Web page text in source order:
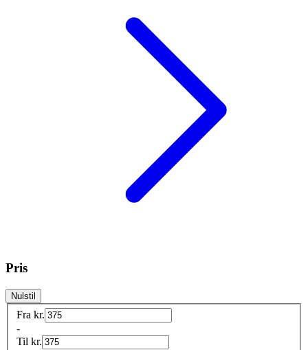
Pris
Nulstil
Fra kr.
-
Til kr.